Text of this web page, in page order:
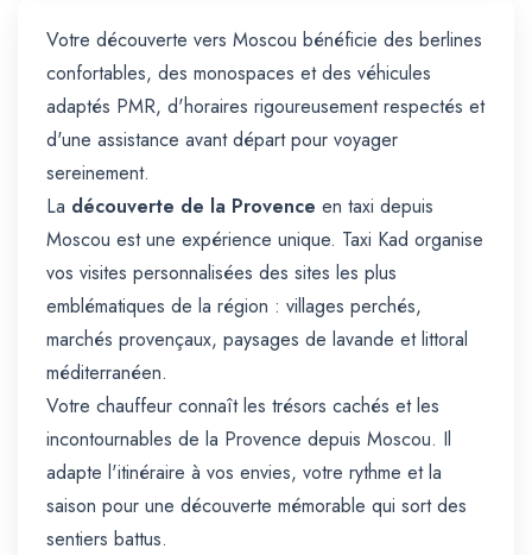
Votre découverte vers Moscou bénéficie des berlines
confortables, des monospaces et des véhicules
adaptés PMR, d'horaires rigoureusement respectés et
d'une assistance avant départ pour voyager
sereinement.
La découverte de la Provence en taxi depuis
Moscou est une expérience unique. Taxi Kad organise
vos visites personnalisées des sites les plus
emblématiques de la région : villages perchés,
marchés provençaux, paysages de lavande et littoral
méditerranéen.
Votre chauffeur connaît les trésors cachés et les
incontournables de la Provence depuis Moscou. Il
adapte l'itinéraire à vos envies, votre rythme et la
saison pour une découverte mémorable qui sort des
sentiers battus.